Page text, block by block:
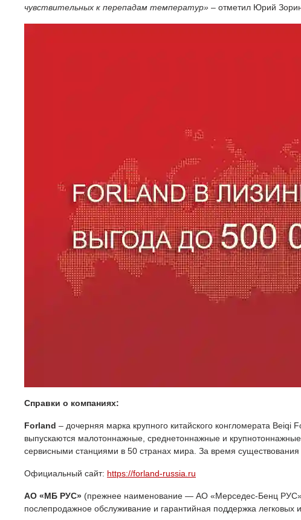
чувствительных к перепадам температур» – отметил Юрий
Справки о компаниях:
Forland – дочерняя марка крупного китайского конгломерата
выпускаются малотоннажные, среднетоннажные и
сервисными станциями в 50 странах мира. За время
Официальный сайт: https://forland-russia.ru
АО «МБ РУС» (прежнее наименование — AO «Мерседес-Бенц
послепродажное обслуживание и гарантийная поддержка легковых